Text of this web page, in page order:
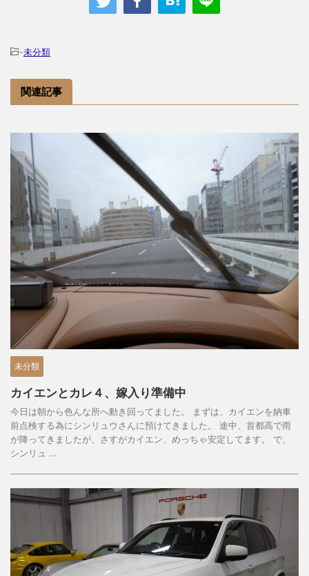
-未分類
関連記事
未分類
カイエンとカレ４、嫁入り準備中
今日は朝から色んな所へ動き回ってました。 まずは、カイエンを納車
前点検する為にシンリュウさんに預けてきました。 途中、首都高で雨
が降ってきましたが、さすがカイエン、めっちゃ安定してます。 で、
シンリュ ...